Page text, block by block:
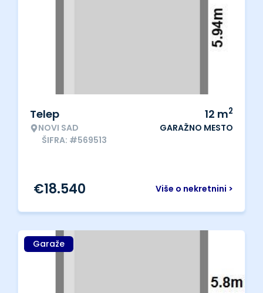
Telep
NOVI SAD
ŠIFRA: #569513
12 m2
GARAŽNO MESTO
Više o nekretnini >
€18.540
Garaže